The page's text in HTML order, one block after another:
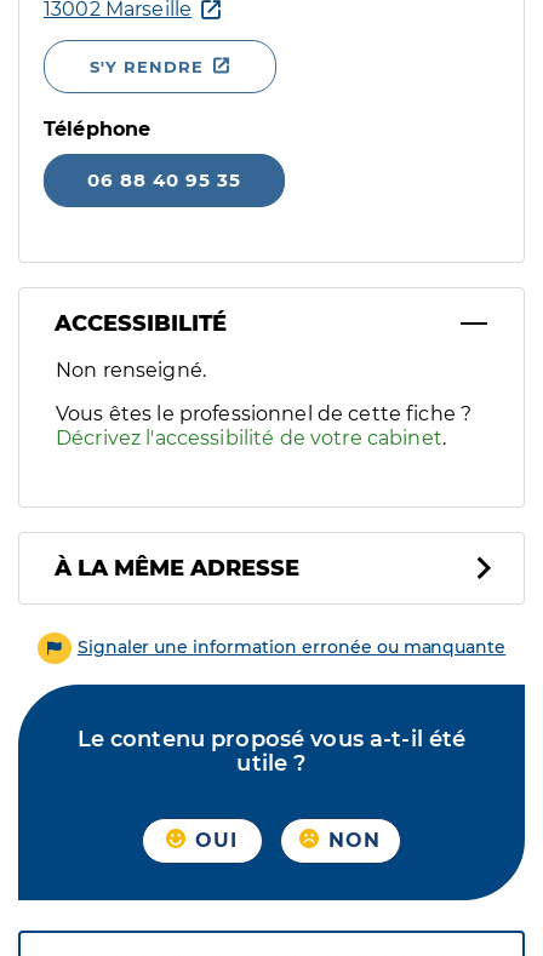
13002 Marseille
S'Y RENDRE
Téléphone
06 88 40 95 35
ACCESSIBILITÉ
Filtres
Sélectionnez un ou plusieurs handicaps/besoins
Non renseigné.
Vous êtes le professionnel de cette fiche ?
Décrivez l'accessibilité de votre cabinet.
À LA MÊME ADRESSE
Signaler une information erronée ou manquante
Le contenu proposé vous a-t-il été
utile ?
OUI NON